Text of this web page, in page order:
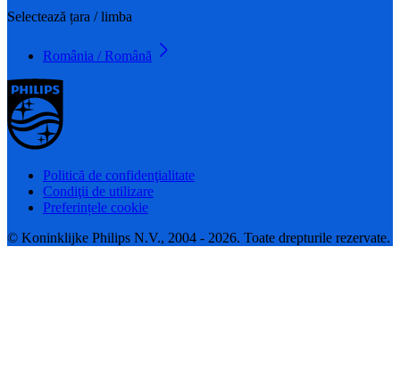
Selectează țara / limba
România / Română
Politică de confidenţialitate
Condiţii de utilizare
Preferințele cookie
© Koninklijke Philips N.V., 2004 - 2026. Toate drepturile rezervate.